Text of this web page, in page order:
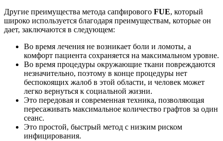
Другие преимущества метода сапфирового FUE, который
широко используется благодаря преимуществам, которые он
дает, заключаются в следующем:
Во время лечения не возникает боли и ломоты, а
комфорт пациента сохраняется на максимальном уровне.
Во время процедуры окружающие ткани повреждаются
незначительно, поэтому в конце процедуры нет
беспокоящих жалоб в этой области, и человек может
легко вернуться к социальной жизни.
Это передовая и современная техника, позволяющая
пересаживать максимальное количество графтов за один
сеанс.
Это простой, быстрый метод с низким риском
инфицирования.